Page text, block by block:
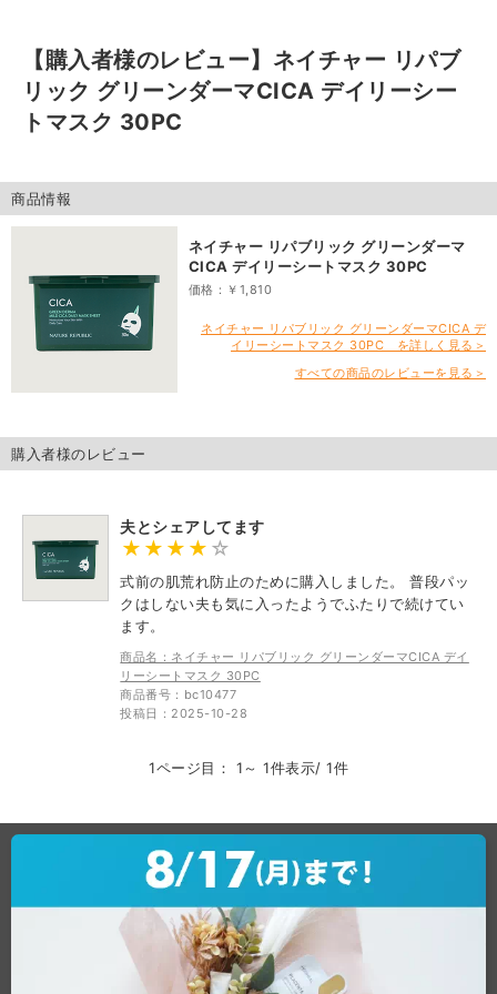
【購入者様のレビュー】 ネイチャー リパブ
リック グリーンダーマCICA デイリーシー
トマスク 30PC
商品情報
ネイチャー リパブリック グリーンダーマ
CICA デイリーシートマスク 30PC
価格：￥1,810
ネイチャー リパブリック グリーンダーマCICA デ
イリーシートマスク 30PC を詳しく見る＞
すべての商品のレビューを見る＞
購入者様のレビュー
夫とシェアしてます
式前の肌荒れ防止のために購入しました。 普段パッ
クはしない夫も気に入ったようでふたりで続けてい
ます。
商品名：ネイチャー リパブリック グリーンダーマCICA デイ
リーシートマスク 30PC
商品番号：bc10477
投稿日：2025-10-28
1ページ目： 1～ 1件表示/ 1件